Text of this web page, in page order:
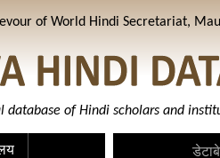
of World Hindi Secretariat,
database of Hindi scholars and